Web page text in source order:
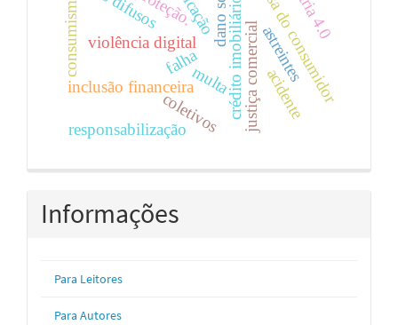
violência digital crédito imobiliáriojustiça comercial
multa astreintes
defesa do consumidor
inclusão financeira
consumismo
coletivos acidente
responsabilização
falha
Informações
Para Leitores
Para Autores